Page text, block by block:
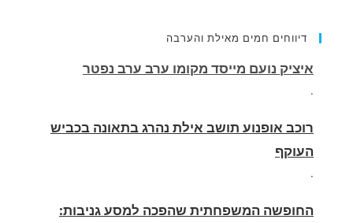
דיווחים חמים מאילת והערבה
רוכב אופנוע תושב אילת נהרג בתאונה בכביש
.
החופשה המשפחתית שהפכה למסע גניבות:
ילדיהם יצאו למסע גניבות באילת.